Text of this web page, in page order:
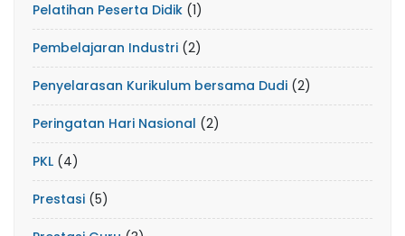
Pelatihan Peserta Didik (1)
Pembelajaran Industri (2)
Penyelarasan Kurikulum bersama Dudi (2)
Peringatan Hari Nasional (2)
PKL (4)
Prestasi (5)